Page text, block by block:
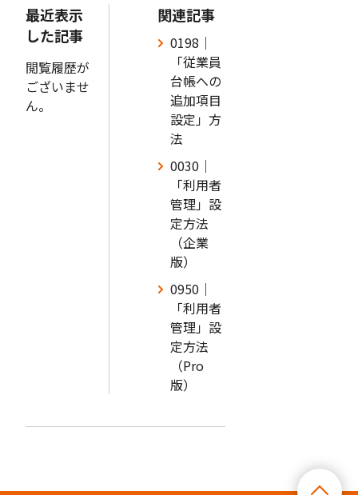
最近表示
した記事
閲覧履歴が
ございませ
ん。
関連記事
0198｜
「従業員
台帳への
追加項目
設定」方
法
0030｜
「利用者
管理」設
定方法
（企業
版）
0950｜
「利用者
管理」設
定方法
（Pro
版）